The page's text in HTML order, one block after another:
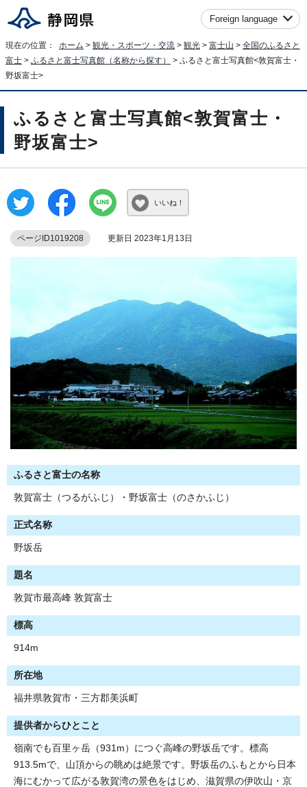
Foreign language
現在の位置： ホーム > 観光・スポーツ・交流 > 観光 > 富士山 > 全国のふるさと
富士 > ふるさと富士写真館（名称から探す）
> ふるさと富士写真館<敦賀富士・
野坂富士>
ふるさと富士写真館<敦賀富士・
野坂富士>
いいね！
ページID1019208 更新日 2023年1月13日
ふるさと富士の名称
敦賀富士（つるがふじ）・野坂富士（のさかふじ）
正式名称
野坂岳
題名
敦賀市最高峰 敦賀富士
標高
914m
所在地
福井県敦賀市・三方郡美浜町
提供者からひとこと
嶺南でも百里ヶ岳（931m）につぐ高峰の野坂岳です。標高
913.5mで、山頂からの眺めは絶景です。野坂岳のふもとから日本
海にむかって広がる敦賀湾の景色をはじめ、滋賀県の伊吹山・京